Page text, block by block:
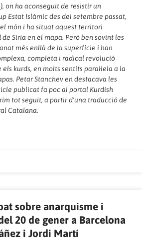
on ha aconseguit de resistir un
Estat Islàmic des del setembre passat,
món i ha situat aquest territori
Síria en el mapa. Però ben sovint les
més enllà de la superfície i han
completa i radical revolució
kurds, en molts sentits paral·lela a la
Petar Stanchev en destacava les
publicat fa poc al portal Kurdish
tot seguit, a partir d’una traducció de
Catalana.
sobre anarquisme i
20 de gener a Barcelona
i Jordi Martí